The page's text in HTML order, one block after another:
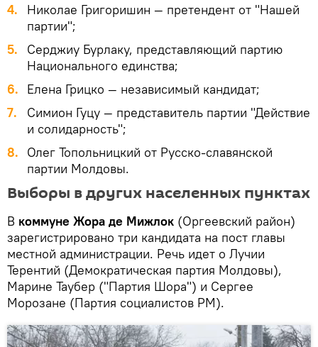
Николае Григоришин — претендент от "Нашей
партии";
Серджиу Бурлаку, представляющий партию
Национального единства;
Елена Грицко — независимый кандидат;
Симион Гуцу — представитель партии "Действие
и солидарность";
Олег Топольницкий от Русско-славянской
партии Молдовы.
Выборы в других населенных пунктах
В коммуне Жора де Мижлок (Оргеевский район)
зарегистрировано три кандидата на пост главы
местной администрации. Речь идет о Лучии
Терентий (Демократическая партия Молдовы),
Марине Таубер ("Партия Шора") и Сергее
Морозане (Партия социалистов РМ).